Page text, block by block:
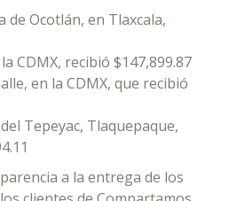
de Ocotlán, en Tlaxcala,
CDMX, recibió $147,899.87
en la CDMX, que recibió
Tepeyac, Tlaquepaque,
a la entrega de los